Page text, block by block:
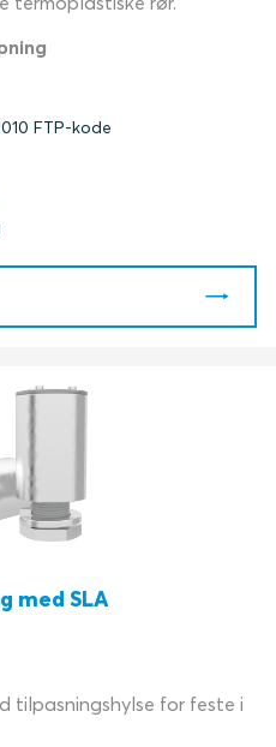
FTP-kode
med SLA
tilpasningshylse for feste i